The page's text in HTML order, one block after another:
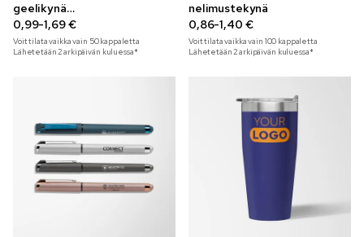
geelikynä
kosketusnäyttöpäällä ja
moniväripainatuksella
0,99-1,69 €
Voit tilata vaikka vain 50kappaletta
Lähetetään 2 arkipäivän kuluessa*
nelimustekynä
0,86-1,40 €
Voit tilata vaikka vain 100 kappaletta
Lähetetään 2 arkipäivän kuluessa*